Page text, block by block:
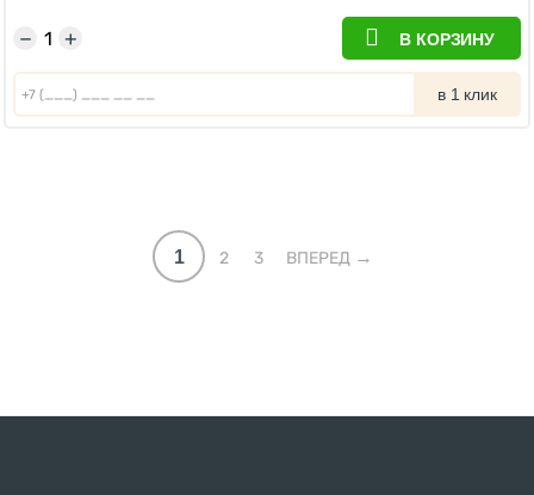
+
− В КОРЗИНУ
в 1 клик
1 2 3 ВПЕРЕД